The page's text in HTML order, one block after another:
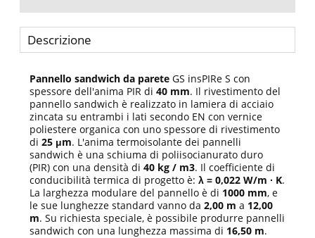
Descrizione
Pannello sandwich da parete GS insPIRe S con
spessore dell'anima PIR di 40 mm. Il rivestimento del
pannello sandwich è realizzato in lamiera di acciaio
zincata su entrambi i lati secondo EN con vernice
poliestere organica con uno spessore di rivestimento
di 25 μm. L'anima termoisolante dei pannelli
sandwich è una schiuma di poliisocianurato duro
(PIR) con una densità di 40 kg / m3. Il coefficiente di
conducibilità termica di progetto è: λ = 0,022 W/m ∙ K.
La larghezza modulare del pannello è di 1000 mm, e
le sue lunghezze standard vanno da 2,00 m a 12,00
m. Su richiesta speciale, è possibile produrre pannelli
sandwich con una lunghezza massima di 16,50 m.